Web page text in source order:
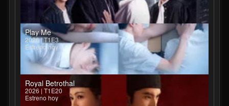
Play Me
2026 | T1E3
Estreno hoy
Royal Betrothal
2026 | T1E20
Estreno hoy